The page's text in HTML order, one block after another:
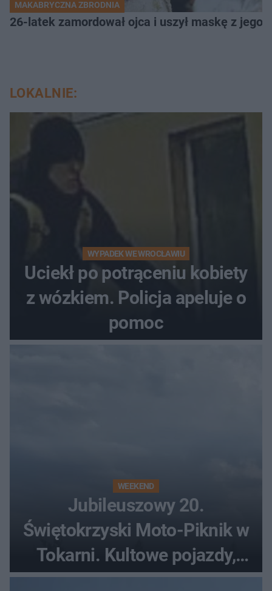
MAKABRYCZNA ZBRODNIA
26-latek zamordował ojca i uszył maskę z
LOKALNIE:
WYPADEK WE WROCŁAWIU
Uciekł po potrąceniu kobiety
z wózkiem. Policja apeluje o
pomoc
WEEKEND
Jubileuszowy 20.
Świętokrzyski Moto-Piknik w
Tokarni. Kultowe pojazdy,
pokazy i muzyczna scena w